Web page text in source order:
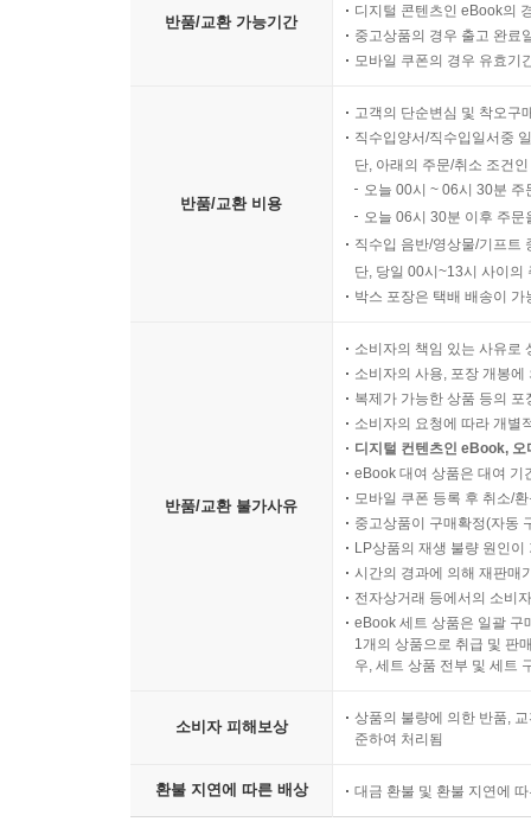
반품/교환 가능기간
디지털 콘텐츠인 eBook의
중고상품의 경우 출고 완료
모바일 쿠폰의 경우 유효기
반품/교환 비용
고객의 단순변심 및 착오구
직수입양서/직수입일서중
단, 아래의 주문/취소 조건
오늘 00시 ~ 06시 30분
오늘 06시 30분 이후 주
직수입 음반/영상물/기프트
단, 당일 00시~13시 사이의
박스 포장은 택배 배송이
반품/교환 불가사유
소비자의 책임 있는 사유로
소비자의 사용, 포장 개봉
복제가 가능한 상품 등의
소비자의 요청에 따라 개별
디지털 컨텐츠인 eBook,
eBook 대여 상품은 대여 기
모바일 쿠폰 등록 후 취소/
중고상품이 구매확정(자동
LP상품의 재생 불량 원인
시간의 경과에 의해 재판매
전자상거래 등에서의 소비
eBook 세트 상품은 일괄 구
1개의 상품으로 취급 및 판
우, 세트 상품 전부 및 세트
소비자 피해보상
상품의 불량에 의한 반품,
준하여 처리됨
환불 지연에 따른 배상 대금 환불 및 환불 지연에